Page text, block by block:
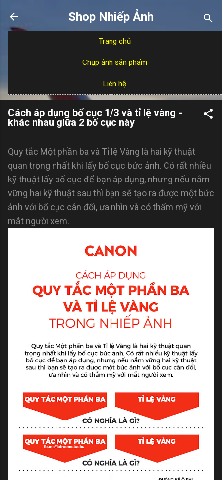
Chuyển đến nội dung chính
Shop Nhiếp Ảnh
Trang chủ
Chụp ảnh sản phẩm
Liên hệ
Cách áp dụng bố cục 1/3 và tỉ lệ vàng -
khác nhau giữa 2 bố cục này
Quy tắc Một phần ba và Tỉ lệ Vàng là hai kỹ thuật
quan trọng nhất khi lấy bố cục bức ảnh. Có rất nhiều
kỹ thuật lấy bố cục để bạn áp dụng, nhưng nếu nắm
vững hai kỹ thuật sau thì bạn sẽ tạo ra được một bức
ảnh với bố cục cân đối, ưa nhìn và có thẩm mỹ với
mắt người xem.